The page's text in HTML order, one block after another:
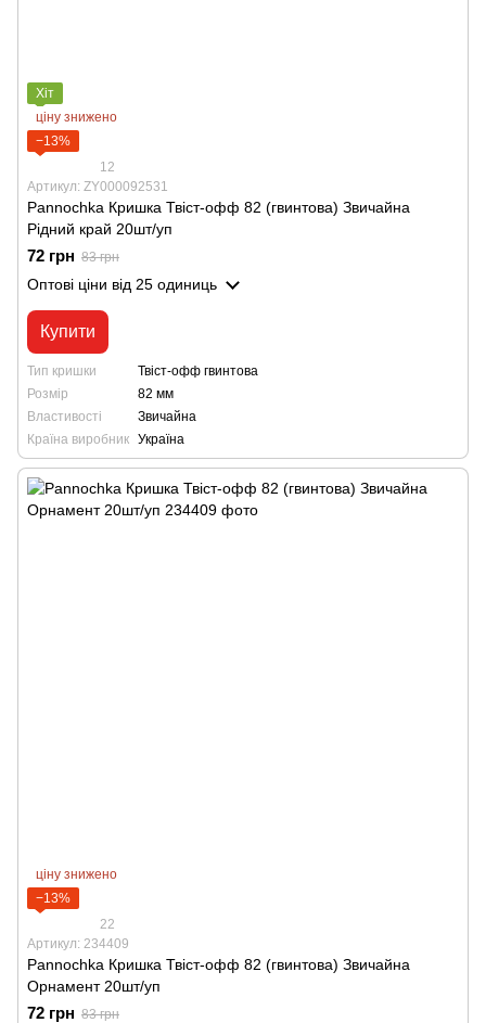
Хіт
ціну знижено
−13%
12
Артикул: ZY000092531
Pannochka Кришка Твіст-офф 82 (гвинтова) Звичайна
Рідний край 20шт/уп
72 грн 83 грн
Оптові ціни від 25 одиниць
Купити
Тип кришки
Твіст-офф гвинтова
Розмір
82 мм
Властивості
Звичайна
Країна виробник Україна
ціну знижено
−13%
22
Артикул: 234409
Pannochka Кришка Твіст-офф 82 (гвинтова) Звичайна
Орнамент 20шт/уп
72 грн 83 грн